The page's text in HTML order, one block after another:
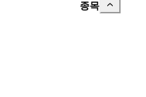
종목